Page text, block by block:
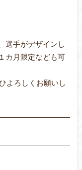
選手がデザインし
カ月限定なども可
よろしくお願いし